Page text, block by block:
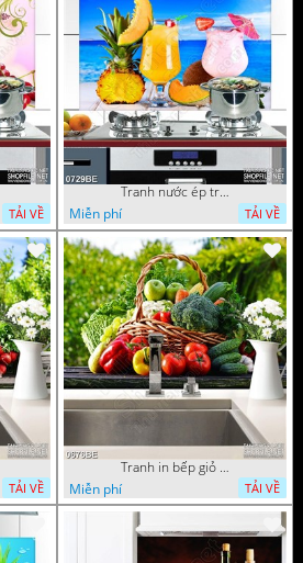
TẢI VỀ
Tranh nước ép trái cây trên bờ biển treo bếp
Miễn phí
TẢI VỀ
TẢI VỀ
Tranh in bếp giỏ rau củ tươi trên bàn
Miễn phí
TẢI VỀ